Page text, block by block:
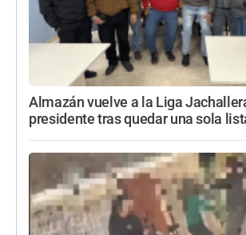
Almazán vuelve a la Liga
presidente tras quedar una sola